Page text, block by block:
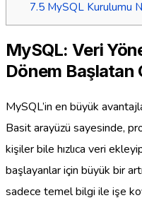
7.5MySQL Kurulumu
MySQL: Veri
Dönem Başlatan
MySQL’in en büyük
Basit arayüzü sayesinde,
kişiler bile hızlıca veri
başlayanlar için büyük bir
sadece temel bilgi ile işe